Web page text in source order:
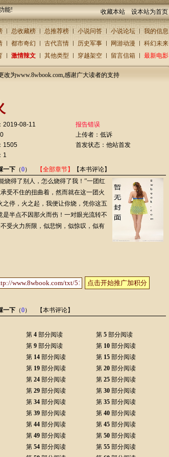
能! 收藏本站 设本站为首页
总收藏榜 总推荐榜 小说问答 小说论坛
我的信息
都市奇幻 古代言情 历史军事 网游动漫
科幻未来
激情辣文 其他类型 穿越架空 留言信箱 最新电影
改为www.8wbook.com,感谢广大读者的支持
2019-08-11
报告错误
上传者： 低诉
1505
首发状态：他站首发
1
一下 （0） 【全部章节】
【本书评论】
烧得了别人，怎么烧得了我！”一团红
受不住的扭曲着，然而就在这一团火
停，火之起，我便让你烧，凭你这五
半点不因那火而伤！一对眼光流转不
受火力所限，似悲悯，似惊叹，似有
点击开始推广加积分
一下 （0） 【本书评论】
第4 部分阅读 第5 部分阅读
第9 部分阅读 第 10 部分阅读
第 14 部分阅读 第 15 部分阅读
第 19 部分阅读 第20 部分阅读
第24 部分阅读 第25 部分阅读
第29 部分阅读 第30 部分阅读
第34 部分阅读 第35 部分阅读
第39 部分阅读 第40 部分阅读
第44 部分阅读 第45 部分阅读
第49 部分阅读 第50 部分阅读
第54 部分阅读 第55 部分阅读